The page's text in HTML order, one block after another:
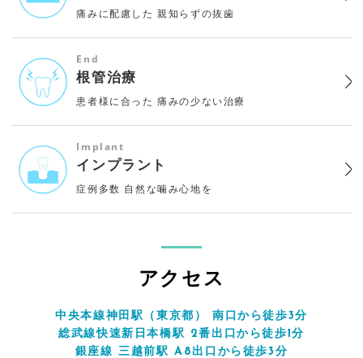
痛みに配慮した 親知らずの抜歯
End
根管治療
患者様に合った 痛みの少ない治療
Implant
インプラント
症例多数 自然な噛み心地を
アクセス
中央本線神田駅（東京都） 南口から徒歩3分
総武線快速新日本橋駅 2番出口から徒歩1分
銀座線 三越前駅 A8出口から徒歩3分